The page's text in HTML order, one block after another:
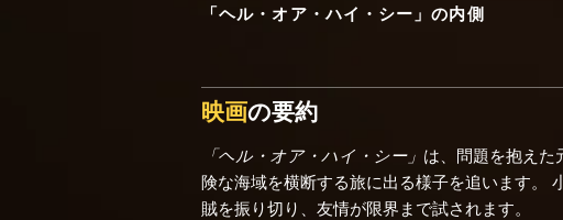
「ヘル・オア・ハイ・シー」の内側
映画の要約
「ヘル・オア・ハイ・シー」 は、問題を抱え
険な海域を横断する旅に出る様子を追います。
賊を振り切り、友情が限界まで試されます。